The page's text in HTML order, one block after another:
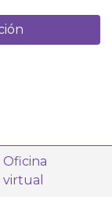
Oficina
virtual